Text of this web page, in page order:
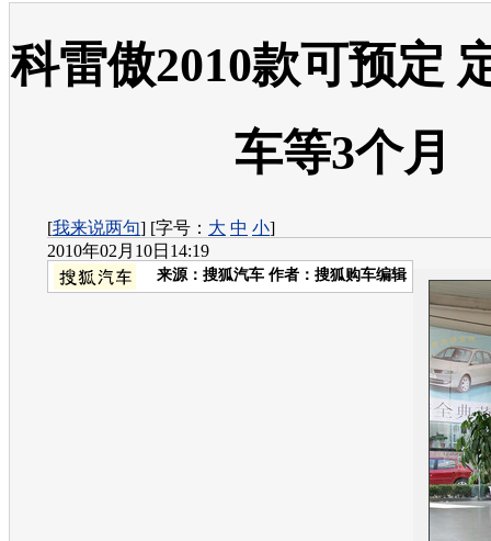
科雷傲2010款可预定
车等3个月
[我来说两句] [字号： 大 中 小]
2010年02月10日14:19
来源： 搜狐汽车 作者：搜狐购车编辑